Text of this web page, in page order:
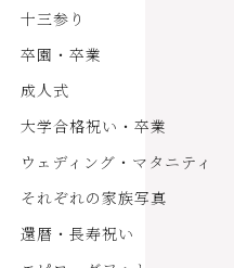
十三参り
卒園・卒業
成人式
大学合格祝い・卒業
ウェディング・マタニティ
それぞれの家族写真
還暦・長寿祝い